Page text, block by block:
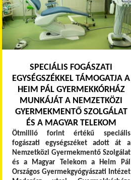
SPECIÁLIS FOGÁSZATI
EGYSÉGSZÉKKEL TÁMOGATJA A
HEIM PÁL GYERMEKKÓRHÁZ
MUNKÁJÁT A NEMZETKÖZI
GYERMEKMENTŐ SZOLGÁLAT
ÉS A MAGYAR TELEKOM
Ötmillió forint értékű speciális
fogászati egységszéket adott át a
Nemzetközi Gyermekmentő Szolgálat
és a Magyar Telekom a Heim Pál
Országos Gyermekgyógyászati Intézet